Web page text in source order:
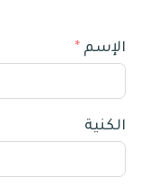
الإسم
الكنية